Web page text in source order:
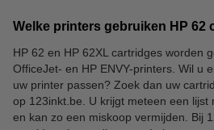
Etiketten
Welke printers gebruiken HP 62
HP 62 en HP 62XL cartridges worden
OfficeJet- en HP ENVY-printers. Wil u
uw printer passen? Zoek dan uw
op 123inkt.be. U krijgt meteen een lijst
en kan zo een miskoop vermijden. Bij